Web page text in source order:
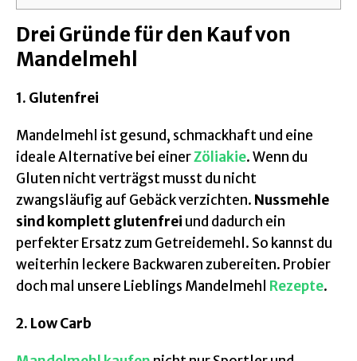
Drei Gründe für den Kauf von
Mandelmehl
1. Glutenfrei
Mandelmehl ist gesund, schmackhaft und eine
ideale Alternative bei einerZöliakie. Wenn du
Gluten nicht verträgst musst du nicht
zwangsläufig auf Gebäck verzichten. Nussmehle
sind komplett glutenfrei und dadurch ein
perfekter Ersatz zum Getreidemehl. So kannst du
weiterhin leckere Backwaren zubereiten. Probier
doch mal unsere Lieblings Mandelmehl Rezepte.
2. Low Carb